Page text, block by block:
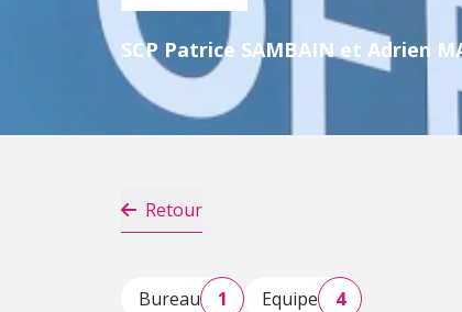
SCP Patrice SAMBAIN et Adrien
Retour
Bureau 1 Equipe 4